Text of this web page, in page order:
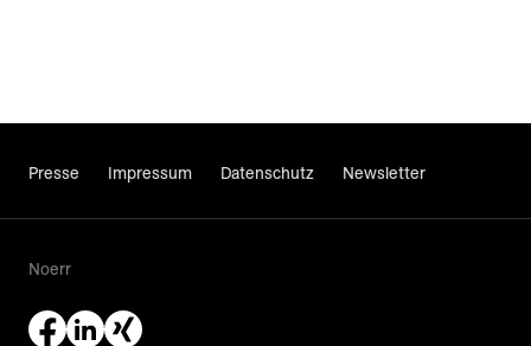
Presse Impressum Datenschutz Newsletter
Noerr